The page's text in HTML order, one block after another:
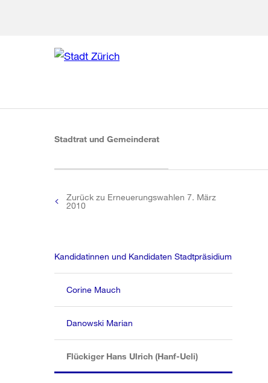
Navigation
Stadtrat und Gemeinderat(aktiv)
Zurück zu Erneuerungswahlen 7. März
2010
Kandidatinnen und Kandidaten Stadtpräsidium
Corine Mauch
Danowski Marian
Flückiger Hans Ulrich (Hanf-Ueli)(aktiv)